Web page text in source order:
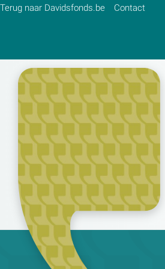
Terug naar Davidsfonds.be Contact
Zoek: